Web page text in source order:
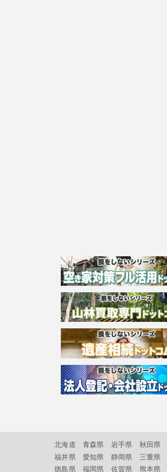
北海道 青森県 岩手県 秋田県
福井県
愛知県 静岡県 三重県
徳島県
福岡県 佐賀県 熊本県